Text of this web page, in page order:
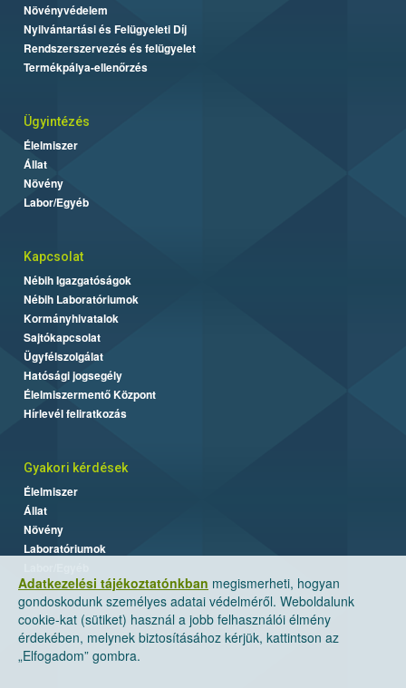
Adatkezelési tájékoztatónkban megismerheti, hogyan
gondoskodunk személyes adatai védelméről. Weboldalunk
cookie-kat (sütiket) használ a jobb felhasználói élmény
érdekében, melynek biztosításához kérjük, kattintson az
„Elfogadom” gombra.
Növényvédelem
Nyilvántartási és Felügyeleti Díj
Rendszerszervezés és felügyelet
Termékpálya-ellenőrzés
Ügyintézés
Élelmiszer
Állat
Növény
Labor/Egyéb
Kapcsolat
Nébih Igazgatóságok
Nébih Laboratóriumok
Kormányhivatalok
Sajtókapcsolat
Ügyfélszolgálat
Hatósági jogsegély
Élelmiszermentő Központ
Hírlevél feliratkozás
Gyakori kérdések
Élelmiszer
Állat
Növény
Laboratóriumok